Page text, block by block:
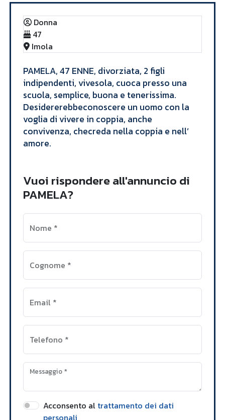
Annunci
Donna
47
Imola
PAMELA, 47 ENNE, divorziata, 2 figli
indipendenti, vivesola, cuoca presso una
scuola, semplice, buona e tenerissima.
Desidererebbeconoscere un uomo con la
voglia di vivere in coppia, anche
convivenza, checreda nella coppia e nell’
amore.
Vuoi rispondere all'annuncio di
PAMELA?
Nome *
Cognome *
Email *
Telefono *
Messaggio*
Acconsento al trattamento dei dati